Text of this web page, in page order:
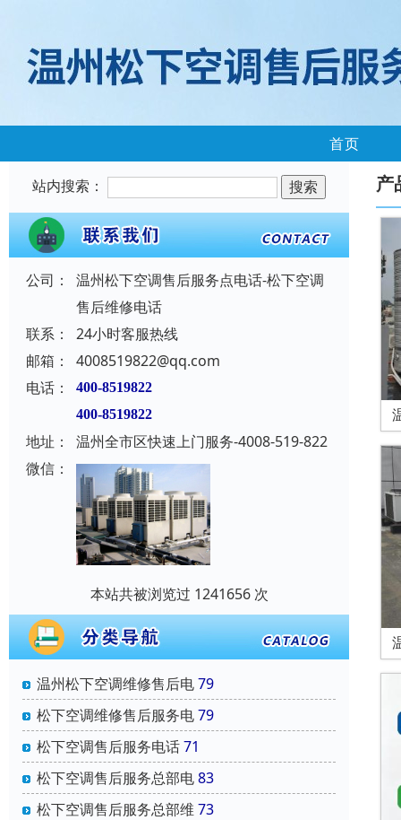
首页
站内搜索：
公司：
温州松下空调售后服务点电话-松下空调
售后维修电话
联系：
24小时客服热线
邮箱：
4008519822@qq.com
电话：
400-8519822
400-8519822
地址：
温州全市区快速上门服务-4008-519-822
微信：
本站共被浏览过 1241656 次
温州松下空调维修售后电79
松下空调维修售后服务电79
松下空调售后服务电话71
松下空调售后服务总部电83
松下空调售后服务总部维 73
产